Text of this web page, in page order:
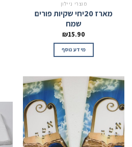
מוצרי ניילון
מארז 20יחי שקיות פורים
שמח
₪15.90
מידע נוסף